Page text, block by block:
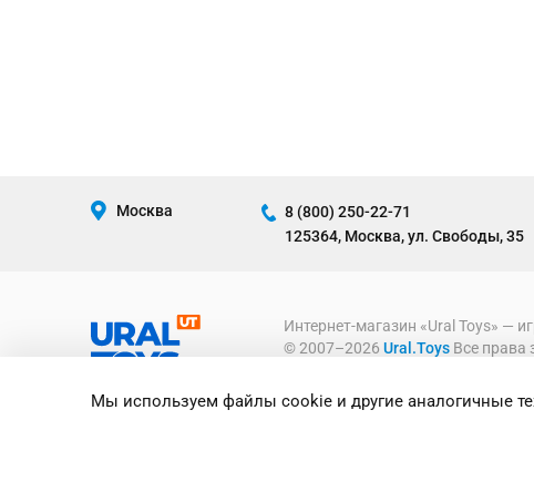
Москва
8 (800) 250-22-71
125364, Москва, ул. Свободы, 35
Интернет-магазин «Ural Toys» ―
© 2007–2026 Ural.Toys Все
Предоставленная на сайте
Мы используем файлы cookie и другие аналогичные